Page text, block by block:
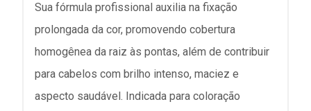
Sua fórmula profissional auxilia na fixação
prolongada da cor, promovendo cobertura
homogênea da raiz às pontas, além de contribuir
para cabelos com brilho intenso, maciez e
aspecto saudável. Indicada para coloração